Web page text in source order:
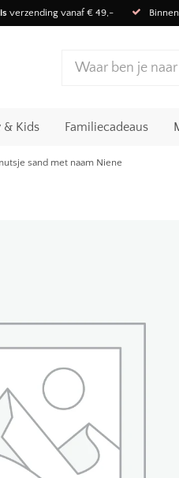
verzending vanaf € 49,-
& Kids Familiecadeaus
sand met naam Niene